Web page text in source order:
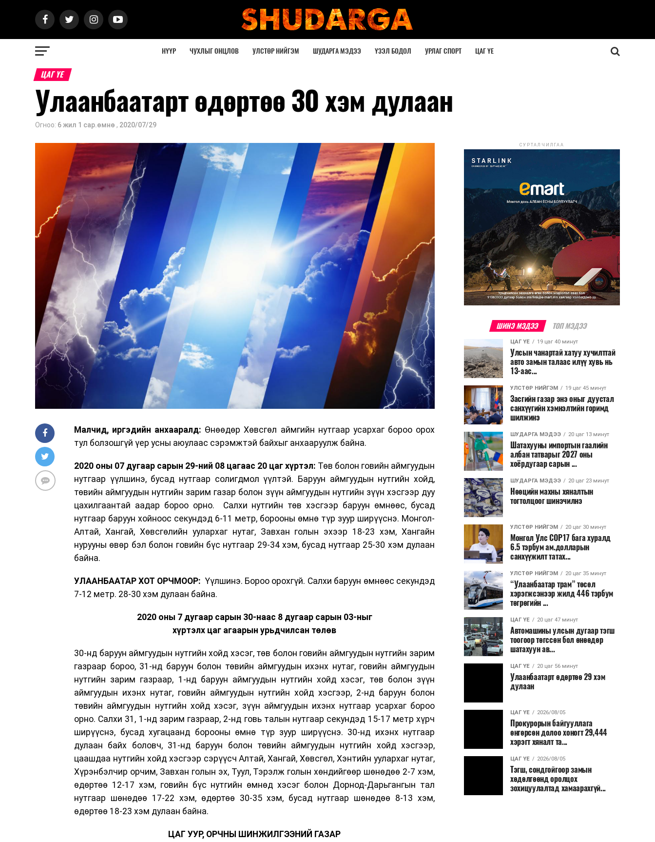
НҮҮР ЧУХЛЫГ ОНЦЛОВ УЛСТӨР НИЙГЭМ ШУДАРГА МЭДЭЭ ҮЗЭЛ БОДОЛ УРЛАГ СПОРТ ЦАГ ҮЕ
ЦАГ ҮЕ
Улаанбаатарт өдөртөө 30 хэм дулаан
Огноо: 6 жил 1 сар.өмнө , 2020/07/29
Малчид, иргэдийн анхааралд: Өнөөдөр Хөвсгөл аймгийн нутгаар усархаг бороо орох
тул болзошгүй үер усны аюулаас сэрэмжтэй байхыг анхааруулж байна.
2020 оны 07 дугаар сарын 29-ний 08 цагаас 20 цаг хүртэл: Төв болон говийн аймгуудын
нутгаар үүлшинэ, бусад нутгаар солигдмол үүлтэй. Баруун аймгуудын нутгийн хойд,
төвийн аймгуудын нутгийн зарим газар болон зүүн аймгуудын нутгийн зүүн хэсгээр дуу
цахилгаантай аадар бороо орно. Салхи нутгийн төв хэсгээр баруун өмнөөс, бусад
нутгаар баруун хойноос секундэд 6-11 метр, борооны өмнө түр зуур ширүүснэ. Монгол-
Алтай, Хангай, Хөвсгөлийн уулархаг нутаг, Завхан голын эхээр 18-23 хэм, Хангайн
нурууны өвөр бэл болон говийн бүс нутгаар 29-34 хэм, бусад нутгаар 25-30 хэм дулаан
байна.
УЛААНБААТАР ХОТ ОРЧМООР: Үүлшинэ. Бороо орохгүй. Салхи баруун өмнөөс секундэд
7-12 метр. 28-30 хэм дулаан байна.
2020 оны 7 дугаар сарын 30-наас 8 дугаар сарын 03-ныг
хүртэлх цаг агаарын урьдчилсан төлөв
30-нд баруун аймгуудын нутгийн хойд хэсэг, төв болон говийн аймгуудын нутгийн зарим
газраар бороо, 31-нд баруун болон төвийн аймгуудын ихэнх нутаг, говийн аймгуудын
нутгийн зарим газраар, 1-нд баруун аймгуудын нутгийн хойд хэсэг, төв болон зүүн
аймгуудын ихэнх нутаг, говийн аймгуудын нутгийн хойд хэсгээр, 2-нд баруун болон
төвийн аймгуудын нутгийн хойд хэсэг, зүүн аймгуудын ихэнх нутгаар усархаг бороо
орно. Салхи 31, 1-нд зарим газраар, 2-нд говь талын нутгаар секундэд 15-17 метр хүрч
ширүүснэ, бусад хугацаанд борооны өмнө түр зуур ширүүснэ. 30-нд ихэнх нутгаар
дулаан байх боловч, 31-нд баруун болон төвийн аймгуудын нутгийн хойд хэсгээр,
цаашдаа нутгийн хойд хэсгээр сэрүүсч Алтай, Хангай, Хөвсгөл, Хэнтийн уулархаг нутаг,
Хүрэнбэлчир орчим, Завхан голын эх, Туул, Тэрэлж голын хөндийгөөр шөнөдөө 2-7 хэм,
өдөртөө 12-17 хэм, говийн бүс нутгийн өмнөд хэсэг болон Дорнод-Дарьгангын тал
нутгаар шөнөдөө 17-22 хэм, өдөртөө 30-35 хэм, бусад нутгаар шөнөдөө 8-13 хэм,
өдөртөө 18-23 хэм дулаан байна.
ЦАГ УУР, ОРЧНЫ ШИНЖИЛГЭЭНИЙ ГАЗАР
СУРТАЛЧИЛГАА
ШИНЭ МЭДЭЭ ТОП МЭДЭЭ
ЦАГ ҮЕ 19 цаг 40 минут
Улсын чанартай хатуу хучилттай
авто замын талаас илүү хувь нь
13-аас...
УЛСТӨР НИЙГЭМ 19 цаг 45 минут
Засгийн газар энэ оныг дуустал
санхүүгийн хэмнэлтийн горимд
шилжинэ
ШУДАРГА МЭДЭЭ 20 цаг 13 минут
Шатахууны импортын гаалийн
албан татварыг 2027 оны
хоёрдугаар сарын ...
ШУДАРГА МЭДЭЭ 20 цаг 23 минут
Нөөцийн махны хяналтын
тогтолцоог шинэчилнэ
УЛСТӨР НИЙГЭМ 20 цаг 30 минут
Монгол Улс COP17 бага хуралд
6.5 тэрбум ам.долларын
санхүүжилт татах...
УЛСТӨР НИЙГЭМ 20 цаг 35 минут
“Улаанбаатар трам” төсөл
хэрэгжсэнээр жилд 446 тэрбум
төгрөгийн ...
ЦАГ ҮЕ 20 цаг 47 минут
Автомашины улсын дугаар тэгш
тоогоор төгссөн бол өнөөдөр
шатахуун ав...
ЦАГ ҮЕ 20 цаг 56 минут
Улаанбаатарт өдөртөө 29 хэм
дулаан
ЦАГ ҮЕ 2026/08/05
Прокурорын байгууллага
өнгөрсөн долоо хоногт 29,444
хэрэгт хяналт та...
ЦАГ ҮЕ 2026/08/05
Тэгш, сондгойгоор замын
хөдөлгөөнд оролцох
зохицуулалтад хамаарахгүй...